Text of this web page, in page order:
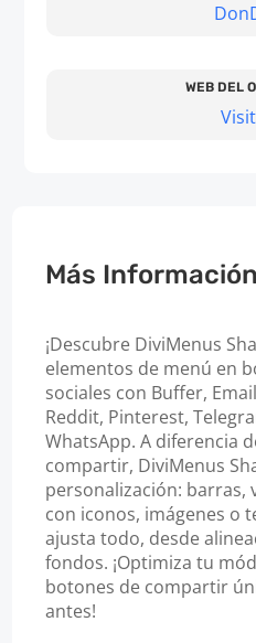
WEB DEL
Más Información
¡Descubre DiviMenus
elementos de menú en
sociales con Buffer,
Reddit, Pinterest,
WhatsApp. A diferencia
compartir, DiviMenus
personalización: barras,
con iconos, imágenes o
ajusta todo, desde
fondos. ¡Optimiza tu
botones de compartir
antes!